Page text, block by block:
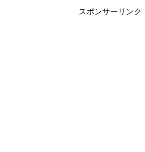
スポンサーリンク